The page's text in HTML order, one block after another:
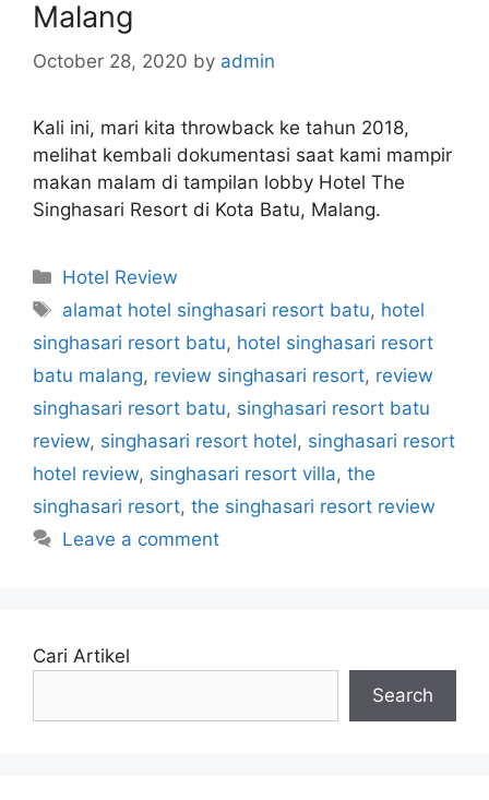
Malang
October 28, 2020 by admin
Kali ini, mari kita throwback ke tahun 2018,
melihat kembali dokumentasi saat kami mampir
makan malam di tampilan lobby Hotel The
Singhasari Resort di Kota Batu, Malang.
Categories
Hotel Review
Tags
alamat hotel singhasari resort batu, hotel
singhasari resort batu, hotel singhasari resort
batu malang, review singhasari resort, review
singhasari resort batu, singhasari resort batu
review, singhasari resort hotel, singhasari resort
hotel review, singhasari resort villa, the
singhasari resort, the singhasari resort review
Leave a comment
Cari Artikel
Search